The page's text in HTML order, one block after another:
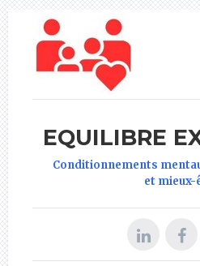
EQUILIBRE
Conditionnements
et mieux-